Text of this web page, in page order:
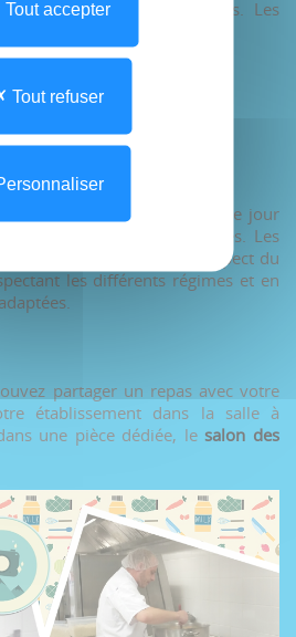
hebdomadaire d'animations. Les
s'ils le souhaitent .
est réalisée sur place, chaque jour
équipe de cuisiniers qualifiés. Les
diététicienne dans le respect du
les différents régimes et en
partager un repas avec votre
établissement dans la salle à
une pièce dédiée, le salon des
Tout accepter
Tout refuser